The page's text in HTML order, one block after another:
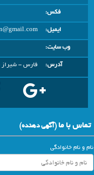
فکس:
ایمیل:
وب سایت:
آدرس:
فارس - شیراز
تماس با ما(آگهي دهنده)
نام و نام خانوادگی